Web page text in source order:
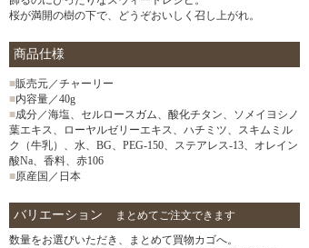
桜が満開の樹の下で、どうぞおいしく召し上がれ。
商品仕様
■販売元／チャーリー
■内容量／40g
■成分／海塩、セルロースガム、酸化チタン、ソメイヨシノ
葉エキス、ローヤルゼリーエキス、ハチミツ、スキムミル
ク（牛乳）、水、BG、PEG-150、ステアレス-13、オレイン
酸Na、香料、赤106
■原産国／日本
バリエーション
まとめてご注文できます
数量をお選びいただき、まとめて買物カゴへ。